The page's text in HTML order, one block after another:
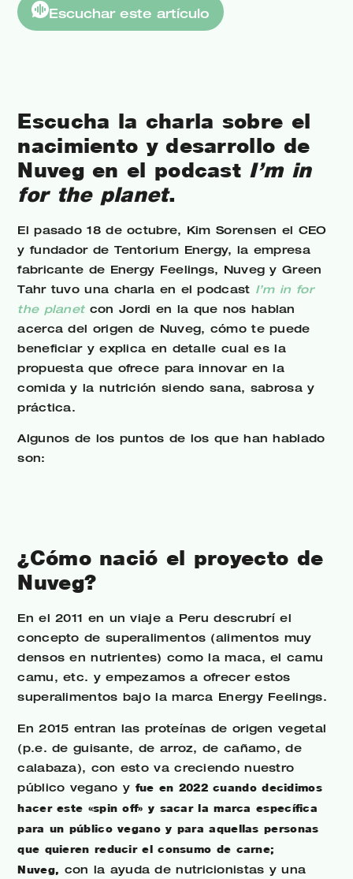
Escuchar este artículo
Escucha la charla sobre el
nacimiento y desarrollo de
Nuveg en el podcast I’m in
for the planet.
El pasado 18 de octubre, Kim Sorensen el CEO
y fundador de Tentorium Energy, la empresa
fabricante de Energy Feelings, Nuveg y Green
Tahr tuvo una charla en el podcast I’m in for
the planetcon Jordi en la que nos hablan
acerca del origen de Nuveg, cómo te puede
beneficiar y explica en detalle cual es la
propuesta que ofrece para innovar en la
comida y la nutrición siendo sana, sabrosa y
práctica.
Algunos de los puntos de los que han hablado
son:
¿Cómo nació el proyecto de
Nuveg?
En el 2011 en un viaje a Peru descrubrí el
concepto de superalimentos (alimentos muy
densos en nutrientes) como la maca, el camu
camu, etc. y empezamos a ofrecer estos
superalimentos bajo la marca Energy Feelings.
En 2015 entran las proteínas de origen vegetal
(p.e. de guisante, de arroz, de cañamo, de
calabaza), con esto va creciendo nuestro
público vegano y fue en 2022 cuando decidimos
hacer este «spin off» y sacar la marca específica
para un público vegano y para aquellas personas
que quieren reducir el consumo de carne;
Nuveg, con la ayuda de nutricionistas y una